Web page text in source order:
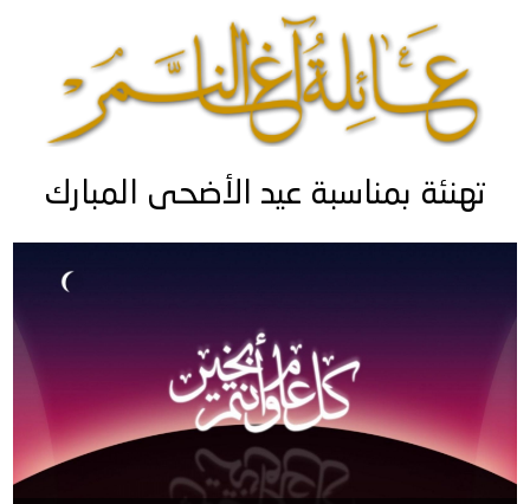
تهنئة بمناسبة عيد الأضحى المبارك